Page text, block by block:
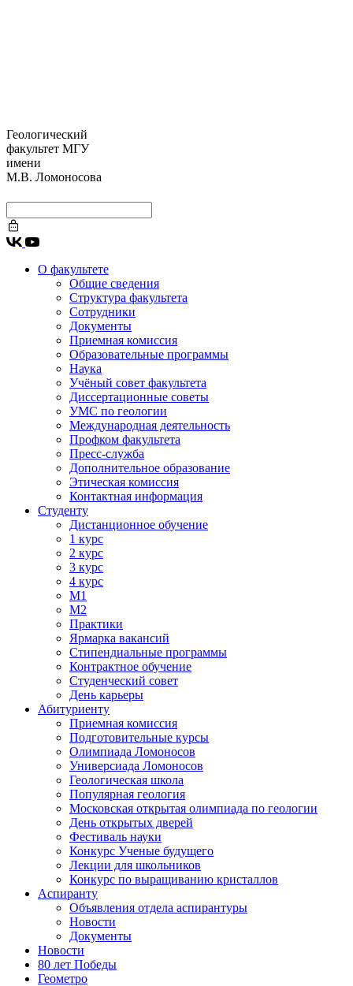
Геологический
факультет МГУ
имени
М.В. Ломоносова
О факультете
Общие сведения
Структура факультета
Сотрудники
Документы
Приемная комиссия
Образовательные программы
Наука
Учёный совет факультета
Диссертационные советы
УМС по геологии
Международная деятельность
Профком факультета
Пресс-служба
Дополнительное образование
Этическая комиссия
Контактная информация
Студенту
Дистанционное обучение
1 курс
2 курс
3 курс
4 курс
М1
М2
Практики
Ярмарка вакансий
Стипендиальные программы
Контрактное обучение
Студенческий совет
День карьеры
Абитуриенту
Приемная комиссия
Подготовительные курсы
Олимпиада Ломоносов
Универсиада Ломоносов
Геологическая школа
Популярная геология
Московская открытая олимпиада по геологии
День открытых дверей
Фестиваль науки
Конкурс Ученые будущего
Лекции для школьников
Конкурс по выращиванию кристаллов
Аспиранту
Объявления отдела аспирантуры
Новости
Документы
Новости
80 лет Победы
Геометро